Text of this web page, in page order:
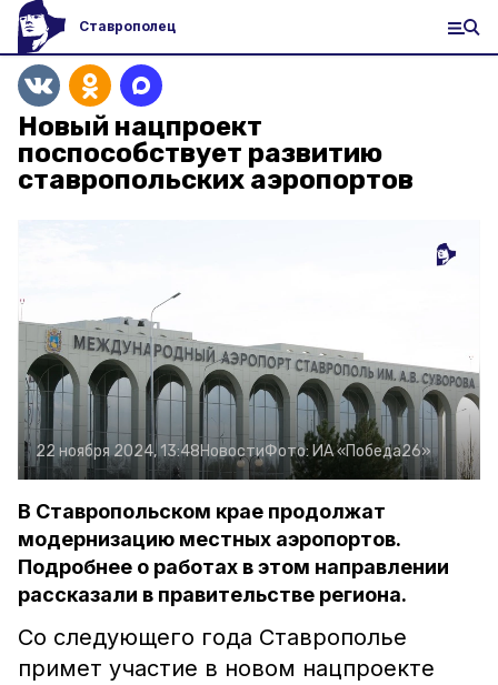
Ставрополец
Новый нацпроект
поспособствует развитию
ставропольских аэропортов
22 ноября 2024, 13:48НовостиФото: ИА «Победа26»
В Ставропольском крае продолжат
модернизацию местных аэропортов.
Подробнее о работах в этом направлении
рассказали в правительстве региона.
Со следующего года Ставрополье
примет участие в новом нацпроекте